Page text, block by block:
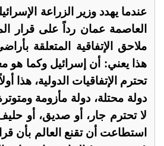
عندما يهدد وزير الزراعة
العاصمة عمان رداً على قرار
ملاحق الإتفاقية المتعلقة
هذا يعني: أن إسرائيل وكما هو
تحترم الإتفاقيات الدولية، هذا
دولة محتلة، دولة مأزومة
لا تحترم جار، أو صديق، أو
استطاعت أن تقنع العالم بأن